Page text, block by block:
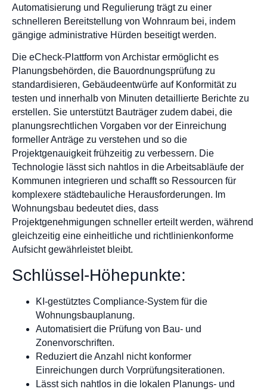
Automatisierung und Regulierung trägt zu einer
schnelleren Bereitstellung von Wohnraum bei, indem
gängige administrative Hürden beseitigt werden.
Die eCheck-Plattform von Archistar ermöglicht es
Planungsbehörden, die Bauordnungsprüfung zu
standardisieren, Gebäudeentwürfe auf Konformität zu
testen und innerhalb von Minuten detaillierte Berichte zu
erstellen. Sie unterstützt Bauträger zudem dabei, die
planungsrechtlichen Vorgaben vor der Einreichung
formeller Anträge zu verstehen und so die
Projektgenauigkeit frühzeitig zu verbessern. Die
Technologie lässt sich nahtlos in die Arbeitsabläufe der
Kommunen integrieren und schafft so Ressourcen für
komplexere städtebauliche Herausforderungen. Im
Wohnungsbau bedeutet dies, dass
Projektgenehmigungen schneller erteilt werden, während
gleichzeitig eine einheitliche und richtlinienkonforme
Aufsicht gewährleistet bleibt.
Schlüssel-Höhepunkte:
KI-gestütztes Compliance-System für die
Wohnungsbauplanung.
Automatisiert die Prüfung von Bau- und
Zonenvorschriften.
Reduziert die Anzahl nicht konformer
Einreichungen durch Vorprüfungsiterationen.
Lässt sich nahtlos in die lokalen Planungs- und